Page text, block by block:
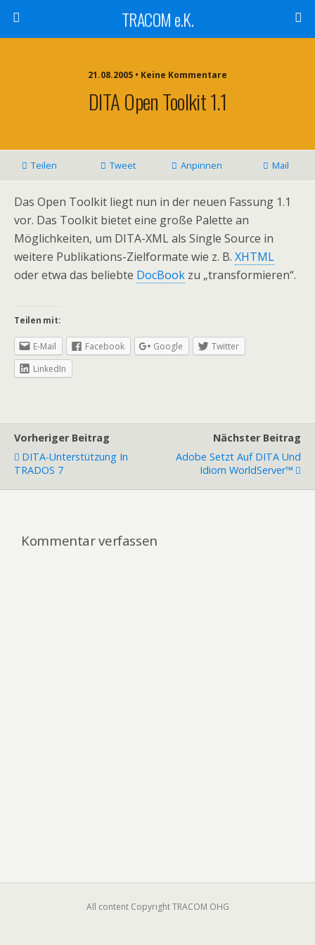
TRACOM e.K.
21.08.2005 • Keine Kommentare
DITA Open Toolkit 1.1
Teilen Tweet Anpinnen Mail
Das Open Toolkit liegt nun in der neuen Fassung 1.1
vor. Das Toolkit bietet eine große Palette an
Möglichkeiten, um DITA-XML als Single Source in
weitere Publikations-Zielformate wie z. B. XHTML
oder etwa das beliebte DocBook zu „transformieren“.
Teilen mit:
E-Mail Facebook Google
Twitter
LinkedIn
Vorheriger Beitrag
DITA-Unterstützung In
TRADOS 7
Nächster Beitrag
Adobe Setzt Auf DITA Und
Idiom WorldServer™
Kommentar verfassen
All content Copyright TRACOM OHG